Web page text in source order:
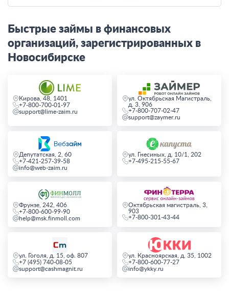
Быстрые займы в финансовых
организаций, зарегистрированных в
Новосибирске
Кирова, 48, 1401
+7-800-700-01-97
support@lime-zaim.ru
ул. Октябрьская Магистраль,
д. 3, 906
+7-800-707-02-47
support@zaymer.ru
Депутатская, 2, 60
+7-421-257-39-58
info@web-zaim.ru
ул. Гнесиных, д. 10/1, 202
+7-495-215-55-67
Фрунзе, 242, 406
+7-800-600-99-90
help@msk.finmoll.com
Октябрьская магистраль, 3,
903
+7-800-301-43-44
ул. Гоголя, д. 15, оф. 807
+7 (495) 740-08-05
support@cashmagnit.ru
ул. Красноярская, д. 35, 1002
+7-800-600-77-27
info@ykky.ru